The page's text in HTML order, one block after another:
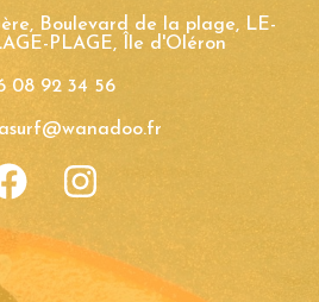
Boulevard de la plage​, LE-
PLAGE, Île d'Oléron
08 92 34 56